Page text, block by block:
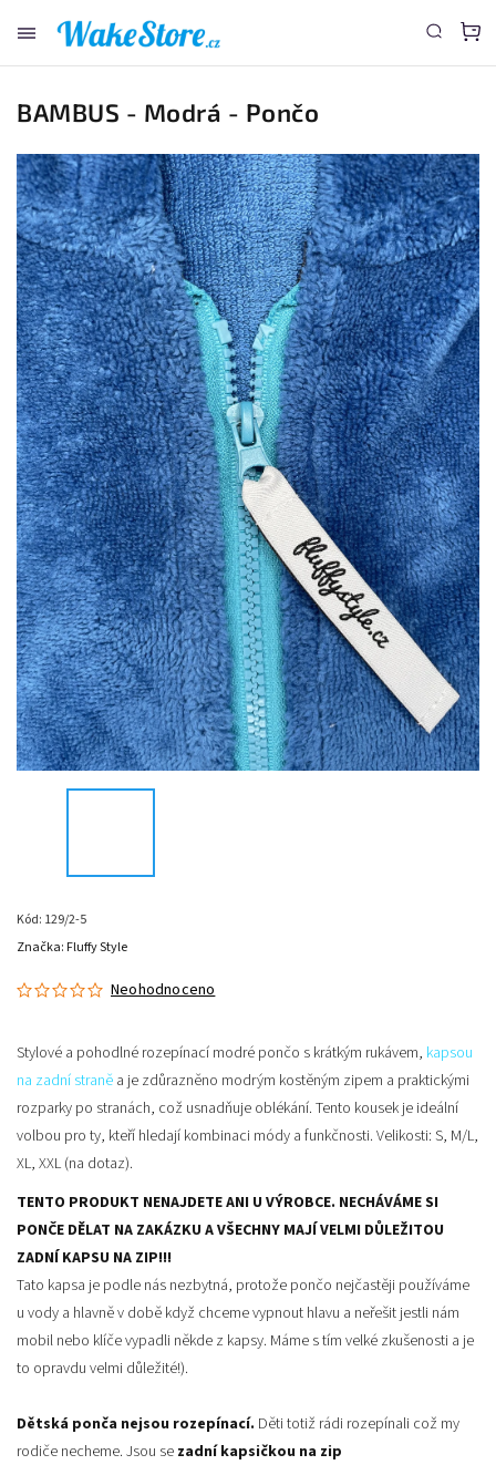
BAMBUS - Modrá - Pončo
Kód: 129/2-5
Neohodnoceno
Stylové a pohodlné rozepínací modré pončo s krátkým rukávem, kapsou
na zadní straně a je zdůrazněno modrým kostěným zipem a praktickými
rozparky po stranách, což usnadňuje oblékání. Tento kousek je ideální
volbou pro ty, kteří hledají kombinaci módy a funkčnosti. Velikosti: S, M/L,
XL, XXL (na dotaz).
TENTO PRODUKT NENAJDETE ANI U VÝROBCE. NECHÁVÁME SI
PONČE DĚLAT NA ZAKÁZKU A VŠECHNY MAJÍ VELMI DŮLEŽITOU
ZADNÍ KAPSU NA ZIP!!!
Tato kapsa je podle nás nezbytná, protože pončo nejčastěji používáme
u vody a hlavně v době když chceme vypnout hlavu a neřešit jestli nám
mobil nebo klíče vypadli někde z kapsy. Máme s tím velké zkušenosti a je
to opravdu velmi důležité!).
Dětská ponča nejsou rozepínací. Děti totiž rádi rozepínali což my
rodiče necheme. Jsou se zadní kapsičkou na zip
Značka: Fluffy Style
www.wakestore.cz - Chat